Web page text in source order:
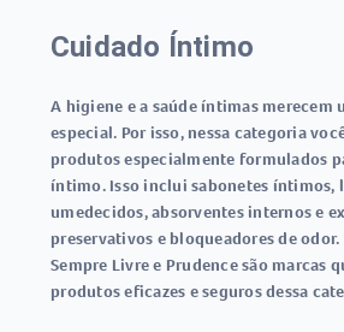
Cuidado Íntimo
A higiene e a saúde íntimas merecem
especial. Por isso, nessa categoria
produtos especialmente formulados
íntimo. Isso inclui sabonetes íntimos,
umedecidos, absorventes internos e
preservativos e bloqueadores de
Sempre Livre e Prudence são marcas
produtos eficazes e seguros dessa